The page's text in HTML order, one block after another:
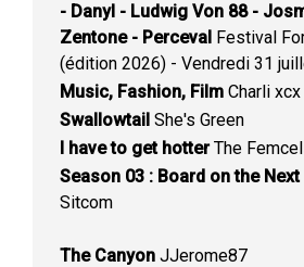
- Danyl - Ludwig Von 88 -
Zentone - Perceval Festival
(édition 2026) - Vendredi 31
Music, Fashion, Film Charli xcx
Swallowtail She's Green
I have to get hotterThe
Season 03 : Board on the Next
Sitcom
The Canyon JJerome87